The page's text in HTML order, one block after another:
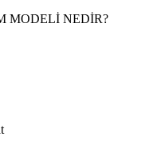
MODELİ NEDİR?